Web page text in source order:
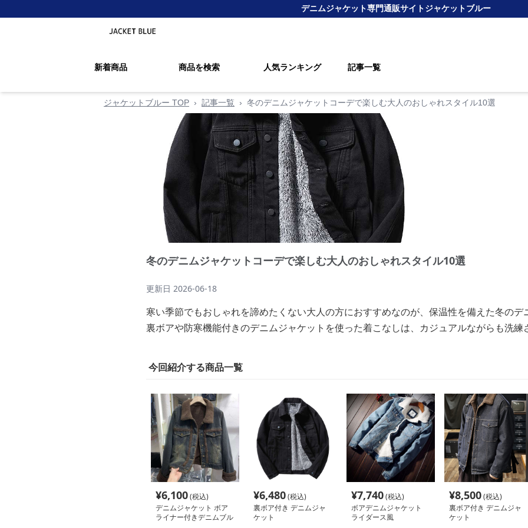
デニムジャケット専門通販サイトジャケットブルー
新着商品 商品を検索 人気ランキング 記事一覧
ジャケットブルー TOP › 記事一覧 › 冬のデニムジャケットコーデで楽しむ大人のおしゃれスタイル10選
冬のデニムジャケットコーデで楽しむ大人のおしゃれスタイル10選
更新日 2026-06-18
寒い季節でもおしゃれを諦めたくない大人の方におすすめなのが、保温性を備えた冬の
裏ボアや防寒機能付きのデニムジャケットを使った着こなしは、カジュアルながらも洗
今回紹介する商品一覧
¥6,100(税込)
デニムジャケット ボア
ライナー付きデニムブル
¥6,480(税込)
裏ボア付き デニムジャ
ケット
¥7,740(税込)
ボアデニムジャケット
ライダース風
¥8,500(税込)
裏ボア付き デニムジャ
ケット